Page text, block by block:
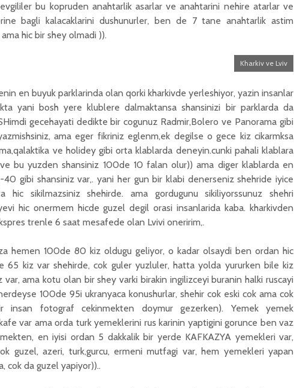
bu kopruden anahtarlik asarlar ve anahtarini nehire atarlar ve
bagli kalacaklarini dushunurler, ben de 7 tane anahtarlik astim
hic bir shey olmadi )).
Kharkiv ve Lviv
en buyuk parklarinda olan qorki kharkivde yerleshiyor, yazin insanlar
yani bosh yere klublere dalmaktansa shansinizi bir parklarda da
gecehayati dedikte bir cogunuz Radmir,Bolero ve Panorama gibi
ama eger fikriniz eglenm,ek degilse o gece kiz cikarmksa
ve holidey gibi orta klablarda deneyin.cunki pahali klablara
bu yuzden shansiniz 100de 10 falan olur)) ama diger klablarda en
gibi shansiniz var,. yani her gun bir klabi denerseniz shehride iyice
hic sikilmazsiniz shehirde. ama gordugunu sikiliyorssunuz shehri
hic onermem hicde guzel degil orasi insanlarida kaba. kharkivden
trenle 6 saat mesafede olan Lvivi oneririm,.
hemen 100de 80 kiz oldugu geliyor, o kadar olsaydi ben ordan hic
65 kiz var shehirde, cok guler yuzluler, hatta yolda yururken bile kiz
var, ama kotu olan bir shey varki birakin ingilizceyi buranin halki ruscayi
100de 95i ukranyaca konushurlar, shehir cok eski cok ama cok
insan fotograf cekinmekten doymur gezerken). Yemek yemek
var ama orda turk yemeklerini rus karinin yaptigini gorunce ben vaz
en iyisi ordan 5 dakkalik bir yerde KAFKAZYA yemekleri var,
guzel, azeri, turk,gurcu, ermeni mutfagi var, hem yemekleri yapan
cok da guzel yapiyor))..